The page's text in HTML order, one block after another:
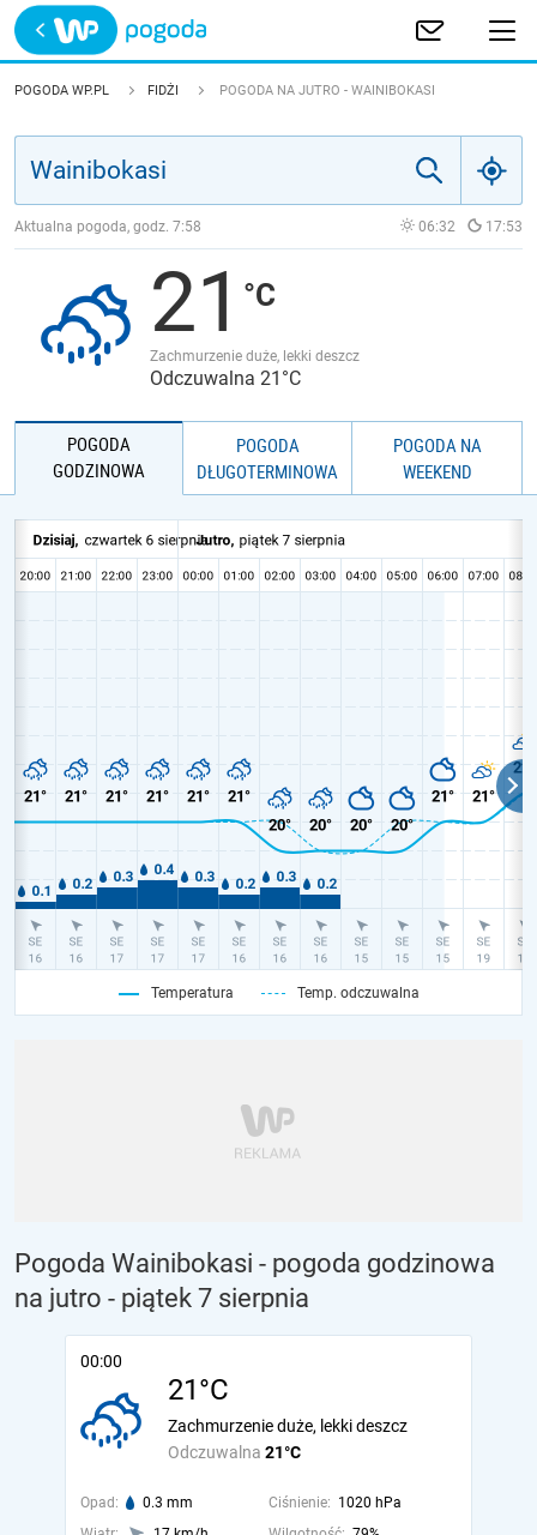
Trwa ładowanie
POLSKA
JAKOŚĆ POWIETRZA
POGODA WP.PL FIDŻI POGODA NA JUTRO - WAINIBOKASI
Aktualna pogoda, godz. 7:58 06:32 17:53
21
Zachmurzenie duże, lekki deszcz
Odczuwalna 21°C
POGODA
GODZINOWA
POGODA
DŁUGOTERMINOWA
POGODA NA
WEEKEND
Temperatura Temp. odczuwalna
Pogoda Wainibokasi - pogoda godzinowa
na jutro - piątek 7 sierpnia
00:00
21°C
Odczuwalna 21°C
Zachmurzenie duże, lekki deszcz
Opad: 0.3 mm Ciśnienie: 1020 hPa